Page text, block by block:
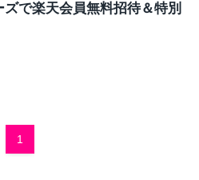
で楽天会員無料招待＆特別
1